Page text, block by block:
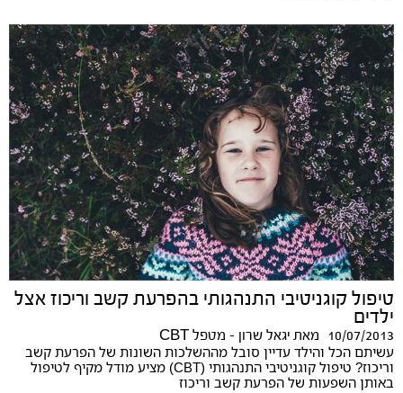
טיפול קוגניטיבי התנהגותי בהפרעת קשב וריכוז אצל
ילדים
10/07/2013 מאת יגאל שרון - מטפל CBT
עשיתם הכל והילד עדיין סובל מההשלכות השונות של הפרעת קשב
וריכוז? טיפול קוגניטיבי התנהגותי (CBT) מציע מודל מקיף לטיפול
באותן השפעות של הפרעת קשב וריכוז